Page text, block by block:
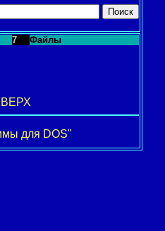
7 Файлы
для DOS"